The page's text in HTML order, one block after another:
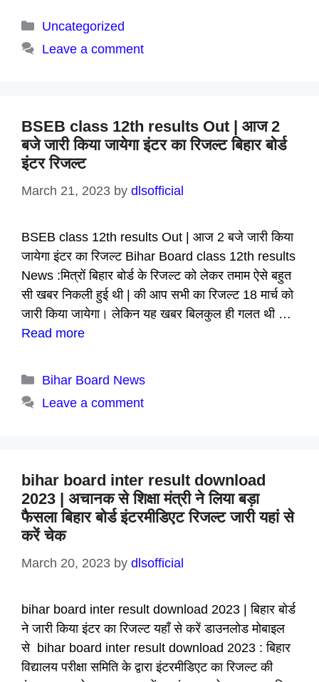
Categories
Uncategorized
Leave a comment
BSEB class 12th results Out | आज 2
बजे जारी किया जायेगा इंटर का रिजल्ट बिहार बोर्ड
इंटर रिजल्ट
March 21, 2023 by dlsofficial
BSEB class 12th results Out | आज 2 बजे जारी किया
जायेगा इंटर का रिजल्ट Bihar Board class 12th results
News :मित्रों बिहार बोर्ड के रिजल्ट को लेकर तमाम ऐसे बहुत
सी खबर निकली हुई थी | की आप सभी का रिजल्ट 18 मार्च को
जारी किया जायेगा। लेकिन यह खबर बिलकुल ही गलत थी …
Read more
Categories
Bihar Board News
Leave a comment
bihar board inter result download
2023 | अचानक से शिक्षा मंत्री ने लिया बड़ा
फैसला बिहार बोर्ड इंटरमीडिएट रिजल्ट जारी यहां से
करें चेक
March 20, 2023 by dlsofficial
bihar board inter result download 2023 | बिहार बोर्ड
ने जारी किया इंटर का रिजल्ट यहाँ से करें डाउनलोड मोबाइल
से bihar board inter result download 2023 : बिहार
विद्यालय परीक्षा समिति के द्वारा इंटरमीडिएट का रिजल्ट की